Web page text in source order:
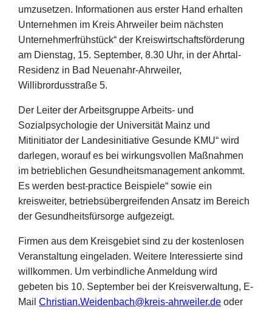
umzusetzen. Informationen aus erster Hand erhalten
Unternehmen im Kreis Ahrweiler beim nächsten
Unternehmerfrühstück“ der Kreiswirtschaftsförderung
am Dienstag, 15. September, 8.30 Uhr, in der Ahrtal-
Residenz in Bad Neuenahr-Ahrweiler,
Willibrordusstraße 5.
Der Leiter der Arbeitsgruppe Arbeits- und
Sozialpsychologie der Universität Mainz und
Mitinitiator der Landesinitiative Gesunde KMU“ wird
darlegen, worauf es bei wirkungsvollen Maßnahmen
im betrieblichen Gesundheitsmanagement ankommt.
Es werden best-practice Beispiele“ sowie ein
kreisweiter, betriebsübergreifenden Ansatz im Bereich
der Gesundheitsfürsorge aufgezeigt.
Firmen aus dem Kreisgebiet sind zu der kostenlosen
Veranstaltung eingeladen. Weitere Interessierte sind
willkommen. Um verbindliche Anmeldung wird
gebeten bis 10. September bei der Kreisverwaltung, E-
Mail Christian.Weidenbach@kreis-ahrweiler.de oder